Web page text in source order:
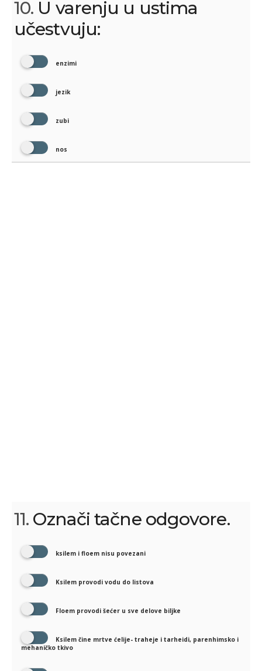
10. U varenju u ustima
učestvuju:
enzimi
jezik
zubi
nos
11. Označi tačne odgovore.
ksilem i floem nisu povezani
Ksilem provodi vodu do listova
Floem provodi šećer u sve delove biljke
Ksilem čine mrtve ćelije- traheje i tarheidi, parenhimsko i
mehaničko tkivo